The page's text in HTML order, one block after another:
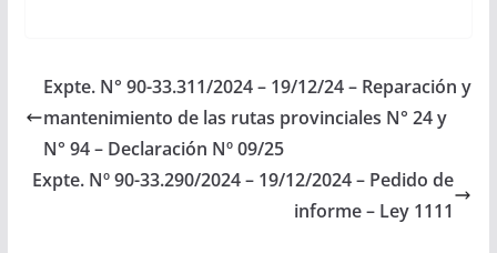
ejecutar la
repotenciación del
sistema de energía de
paneles solares y/o…
Expte. N° 90-33.311/2024 – 19/12/24 – Reparación y
mantenimiento de las rutas provinciales N° 24 y
N° 94 – Declaración Nº 09/25
Expte. Nº 90-33.290/2024 – 19/12/2024 – Pedido de
informe – Ley 1111